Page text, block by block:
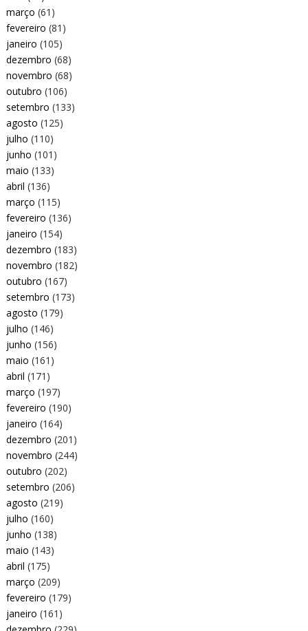
março (61)
fevereiro (81)
janeiro (105)
dezembro (68)
novembro (68)
outubro (106)
setembro (133)
agosto (125)
julho (110)
junho (101)
maio (133)
abril (136)
março (115)
fevereiro (136)
janeiro (154)
dezembro (183)
novembro (182)
outubro (167)
setembro (173)
agosto (179)
julho (146)
junho (156)
maio (161)
abril (171)
março (197)
fevereiro (190)
janeiro (164)
dezembro (201)
novembro (244)
outubro (202)
setembro (206)
agosto (219)
julho (160)
junho (138)
maio (143)
abril (175)
março (209)
fevereiro (179)
janeiro (161)